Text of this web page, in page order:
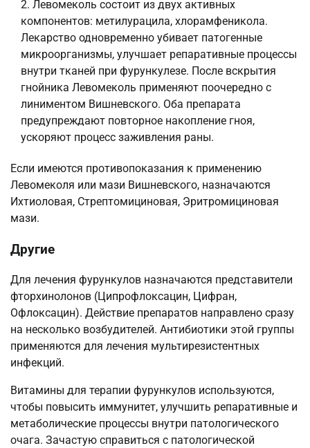
Левомеколь состоит из двух активных
компонентов: метилурацила, хлорамфеникола.
Лекарство одновременно убивает патогенные
микроорганизмы, улучшает репаративные процессы
внутри тканей при фурункулезе. После вскрытия
гнойника Левомеколь применяют поочередно с
линиментом Вишневского. Оба препарата
предупреждают повторное накопление гноя,
ускоряют процесс заживления раны.
Если имеются противопоказания к применению
Левомеколя или мази Вишневского, назначаются
Ихтиоловая, Стрептомициновая, Эритромициновая
мази.
Другие
Для лечения фурункулов назначаются представители
фторхинолонов (Ципрофлоксацин, Цифран,
Офлоксацин). Действие препаратов направлено сразу
на несколько возбудителей. Антибиотики этой группы
применяются для лечения мультирезистентных
инфекций.
Витамины для терапии фурункулов используются,
чтобы повысить иммунитет, улучшить репаративные и
метаболические процессы внутри патологического
очага. Зачастую справиться с патологической